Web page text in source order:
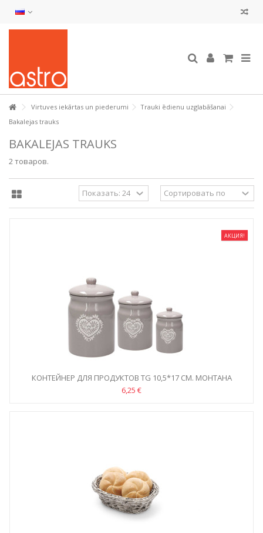
Virtuves iekārtas un piederumi
Trauki ēdienu uzglabāšanai
Bakalejas trauks
BAKALEJAS TRAUKS
2 товаров.
АКЦИЯ!
КОНТЕЙНЕР ДЛЯ ПРОДУКТОВ TG 10,5*17 СМ. МОНТАНА
6,25 €